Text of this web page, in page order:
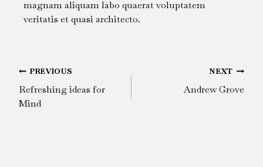
magnam aliquam labo quaerat voluptatem
veritatis et quasi architecto.
Post
navigation
PREVIOUS
Refreshing ideas for
Mind
NEXT
Andrew Grove